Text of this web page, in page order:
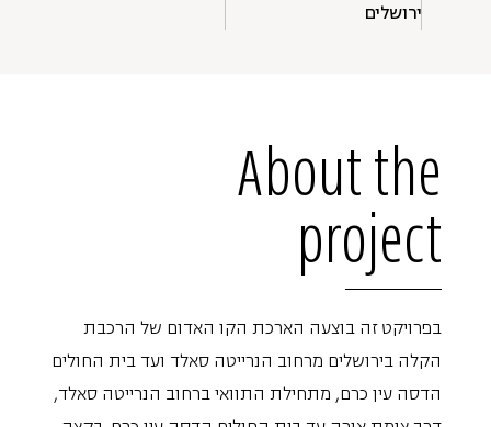
ירושלים
About the
project
בפרויקט זה בוצעה הארכת הקו האדום של הרכבת
הקלה בירושלים מרחוב הנרייטה סאלד ועד בית החולים
הדסה עין כרם, מתחילת התוואי ברחוב הנרייטה סאלד,